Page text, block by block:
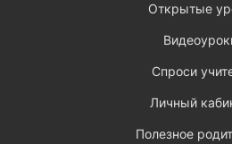
Открытые
Спроси
Личный
Полезное